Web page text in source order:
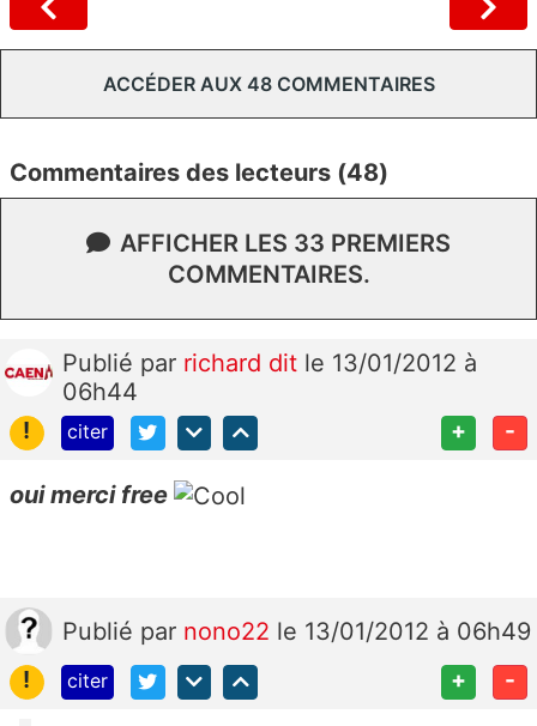
ACCÉDER AUX 48 COMMENTAIRES
Commentaires des lecteurs (48)
AFFICHER LES 33 PREMIERS
COMMENTAIRES.
Publié par richard dit le 13/01/2012 à
06h44
!
citer + -
oui merci free
Publié par nono22 le 13/01/2012 à 06h49
!
citer + -